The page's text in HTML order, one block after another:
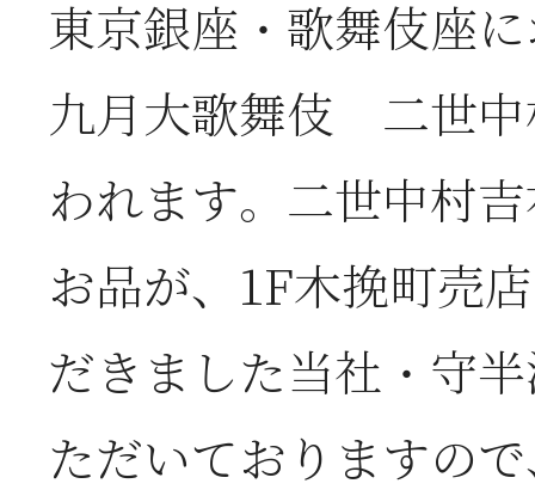
2026年07月08日
2026年07月01日
2026年06月28日
東京銀座・歌舞伎座
九月大歌舞伎 二世中
われます。二世中村
お品が、1F木挽町売
だきました当社・守
ただいておりますの